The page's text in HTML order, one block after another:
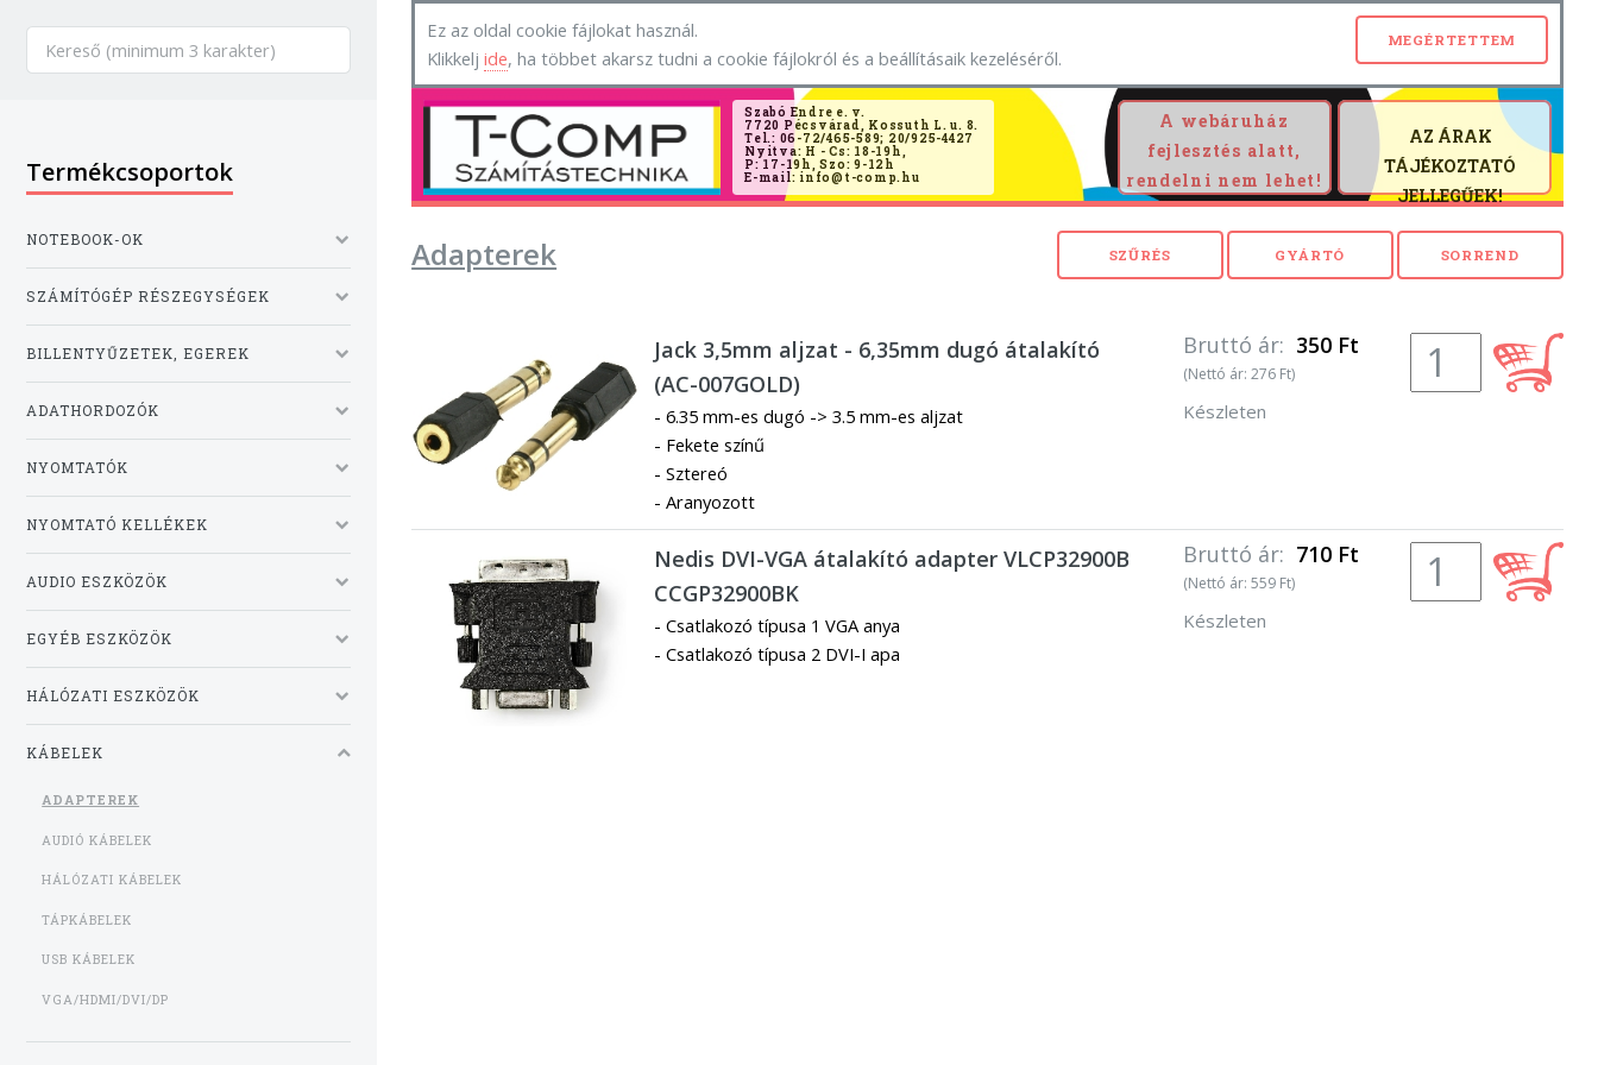
Ez az oldal cookie fájlokat használ.
Klikkeljide, ha többet akarsz tudni a cookie fájlokról és a beállításaik kezeléséről.
Szabó Endre e. v.
7720 Pécsvárad, Kossuth L. u. 8.
Tel.: 06-72/465-589; 20/925-4427
Nyitva: H - Cs: 18-19h,
P: 17-19h, Szo: 9-12h
E-mail: info@t-comp.hu
AZ ÁRAK
TÁJÉKOZTATÓ
JELLEGŰEK!
A webáruház
fejlesztés alatt,
rendelni nem lehet!
Adapterek
Jack 3,5mm aljzat - 6,35mm dugó átalakító
(AC-007GOLD)
- 6.35 mm-es dugó -> 3.5 mm-es aljzat
- Fekete színű
- Sztereó
- Aranyozott
Bruttó ár: 350 Ft
(Nettó ár: 276 Ft)
Készleten
Nedis DVI-VGA átalakító adapter VLCP32900B
CCGP32900BK
- Csatlakozó típusa 1 VGA anya
- Csatlakozó típusa 2 DVI-I apa
Bruttó ár: 710 Ft
(Nettó ár: 559 Ft)
Készleten
Termékcsoportok
NOTEBOOK-OK
SZÁMÍTÓGÉP RÉSZEGYSÉGEK
BILLENTYŰZETEK, EGEREK
ADATHORDOZÓK
NYOMTATÓK
NYOMTATÓ KELLÉKEK
AUDIO ESZKÖZÖK
EGYÉB ESZKÖZÖK
HÁLÓZATI ESZKÖZÖK
KÁBELEK
ADAPTEREK
AUDIÓ KÁBELEK
HÁLÓZATI KÁBELEK
TÁPKÁBELEK
USB KÁBELEK
VGA/HDMI/DVI/DP